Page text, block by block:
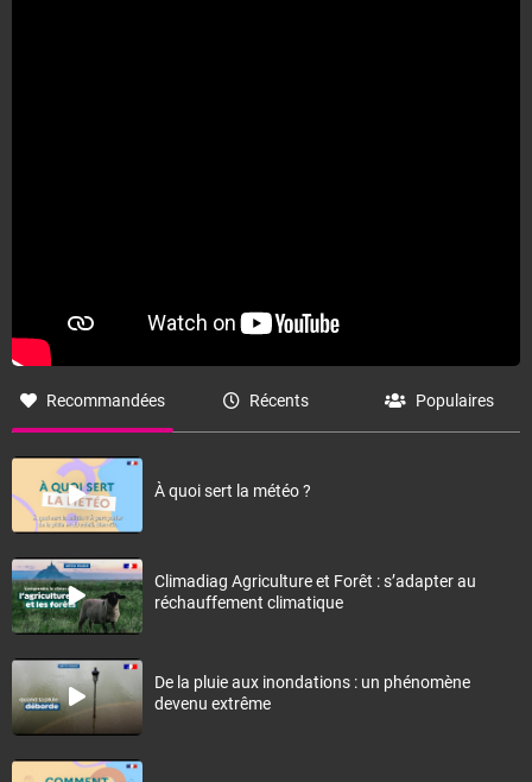
Recommandées Récents Populaires
À quoi sert la météo ?
Climadiag Agriculture et Forêt : s’adapter au
réchauffement climatique
De la pluie aux inondations : un phénomène
devenu extrême